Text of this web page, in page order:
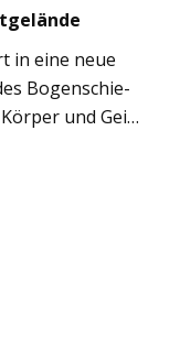
in eine neue
und Geist
den Bogen­